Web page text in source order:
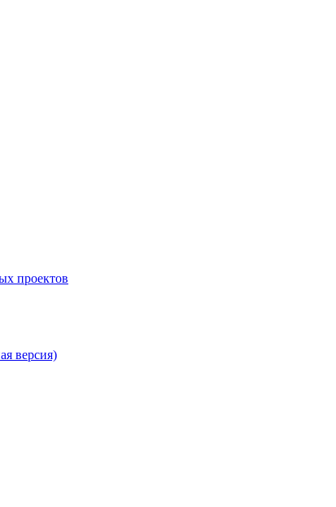
проектов
версия)